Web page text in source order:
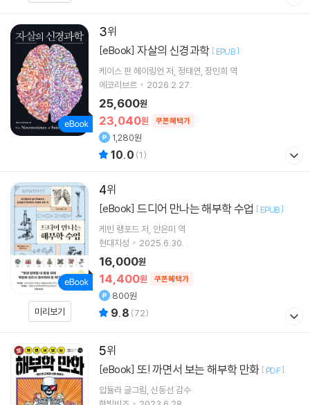
3
[eBook] 자살의 신경과학 [ EPUB]
케이스 판 헤이링언 저 정태연 장민희 역
에코리브르
2026.2.27.
23,040원 쿠폰혜택가
25,600원
1,280원
10.0 (1)
4
미리보기
[eBook] 드디어 만나는 해부학 수업 [ EPUB]
케빈 랭포드 저 안은미 역
현대지성
2025.6.30.
14,400원 쿠폰혜택가
16,000원
800원
9.8 (72)
5
[eBook] 또! 까면서 보는 해부학 만화 [ PDF]
압듈라글그림 신동선 감수